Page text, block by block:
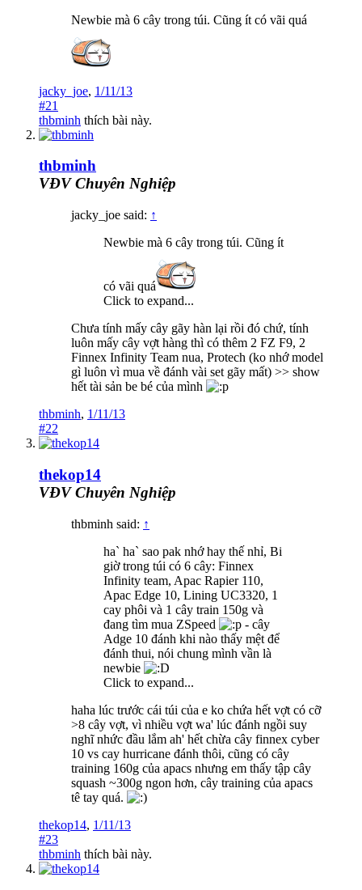
Newbie mà 6 cây trong túi. Cũng ít có vãi quá
jacky_joe, 1/11/13
#21
thbminh thích bài này.
thbminh
VĐV Chuyên Nghiệp
jacky_joe said: ↑
Newbie mà 6 cây trong túi. Cũng ít
có vãi quá
Click to expand...
Chưa tính mấy cây gãy hàn lại rồi đó chứ, tính
luôn mấy cây vợt hàng thì có thêm 2 FZ F9, 2
Finnex Infinity Team nua, Protech (ko nhớ model
gì luôn vì mua về đánh vài set gãy mất) >> show
hết tài sản be bé của mình
thbminh, 1/11/13
#22
thekop14
VĐV Chuyên Nghiệp
thbminh said: ↑
ha` ha` sao pak nhớ hay thế nhỉ, Bi
giờ trong túi có 6 cây: Finnex
Infinity team, Apac Rapier 110,
Apac Edge 10, Lining UC3320, 1
cay phôi và 1 cây train 150g và
đang tìm mua ZSpeed
- cây
Adge 10 đánh khi nào thấy mệt để
đánh thui, nói chung mình vần là
newbie
Click to expand...
haha lúc trước cái túi của e ko chứa hết vợt có cỡ
>8 cây vợt, vì nhiều vợt wa' lúc đánh ngồi suy
nghĩ nhức đầu lắm ah' hết chừa cây finnex cyber
10 vs cay hurricane đánh thôi, cũng có cây
training 160g của apacs nhưng em thấy tập cây
squash ~300g ngon hơn, cây training của apacs
tê tay quá.
thekop14, 1/11/13
#23
thbminh thích bài này.